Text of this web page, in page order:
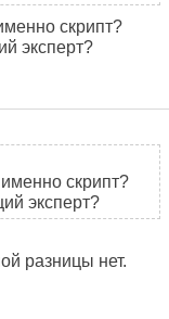
скрипт?
эксперт?
скрипт?
эксперт?
разницы нет.